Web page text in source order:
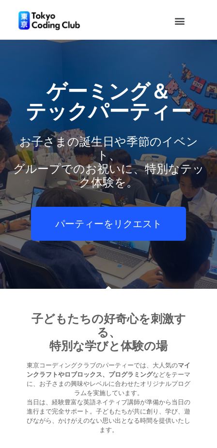
ゲーミング＆
テックパーティー
お子さまの誕生日や季節のイベン
ト、
グループでのお祝いに、特別なテッ
ク体験を。
パーティーをリクエスト
子どもたちの好奇心を刺激す
る、
特別な学びと体験の場
東京コーディングクラブのパーティーでは、大人気のマイ
ンクラフトやロブロックス、プログラミングなどをテーマ
に、お子さまの興味やレベルに合わせたオリジナルプログ
ラムを実施しています。
当日は、経験豊富な英語ネイティブ講師が準備から当日の
進行まで完全サポート。子どもたちが共に創り、学び、遊
びながら、かけがえのない思い出となる時間を提供いたし
ます。